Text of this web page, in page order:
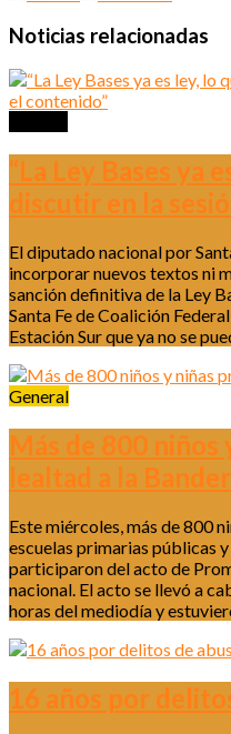
Noticias relacionadas
“La Ley Bases ya
discutir en la
El diputado nacional por
incorporar nuevos textos ni
sanción definitiva de la Ley
Santa Fe de Coalición
Estación Sur que ya no se
General
Más de 800
lealtad a la
Este miércoles, más de 800
escuelas primarias públicas
participaron del acto de
nacional. El acto se llevó a
horas del mediodía y
16 años por